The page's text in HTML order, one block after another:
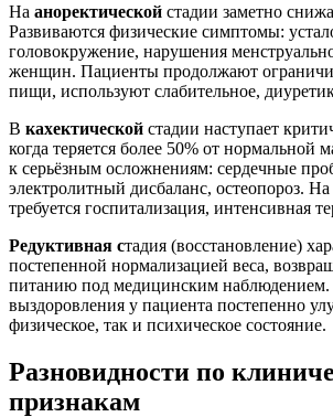
На аноректической стадии заметно
Развиваются физические симптомы:
головокружение, нарушения
женщин. Пациенты продолжают
пищи, используют слабительное,
В кахектической стадии наступает
когда теряется более 50% от нормальной
к серьёзным осложнениям: сердечные
электролитный дисбаланс, остеопороз. На
требуется госпитализация, интенсивная
Редуктивная стадия (восстановление)
постепенной нормализацией веса,
питанию под медицинским
выздоровления у пациента постепенно
физическое, так и психическое состояние.
Разновидности по
признакам